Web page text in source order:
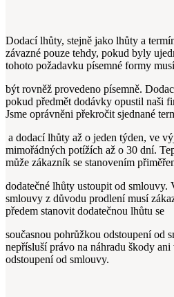
Dodací lhůty, stejně jako lhůty a
závazné pouze tehdy, pokud byly
tohoto požadavku písemné formy musí
být rovněž provedeno písemně.
pokud předmět dodávky opustil naši
Jsme oprávněni překročit sjednané
a dodací lhůty až o jeden týden, ve
mimořádných potížích až o 30 dní.
může zákazník se stanovením
dodatečné lhůty ustoupit od smlouvy.
smlouvy z důvodu prodlení musí
předem stanovit dodatečnou lhůtu se
současnou pohrůžkou odstoupení od
nepřísluší právo na náhradu škody
odstoupení od smlouvy.